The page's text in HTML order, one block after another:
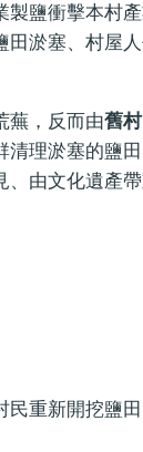
鹽衝擊本村
淤塞、村屋
蕪，反而由舊
清理淤塞的鹽
由文化遺產
民重新開挖鹽